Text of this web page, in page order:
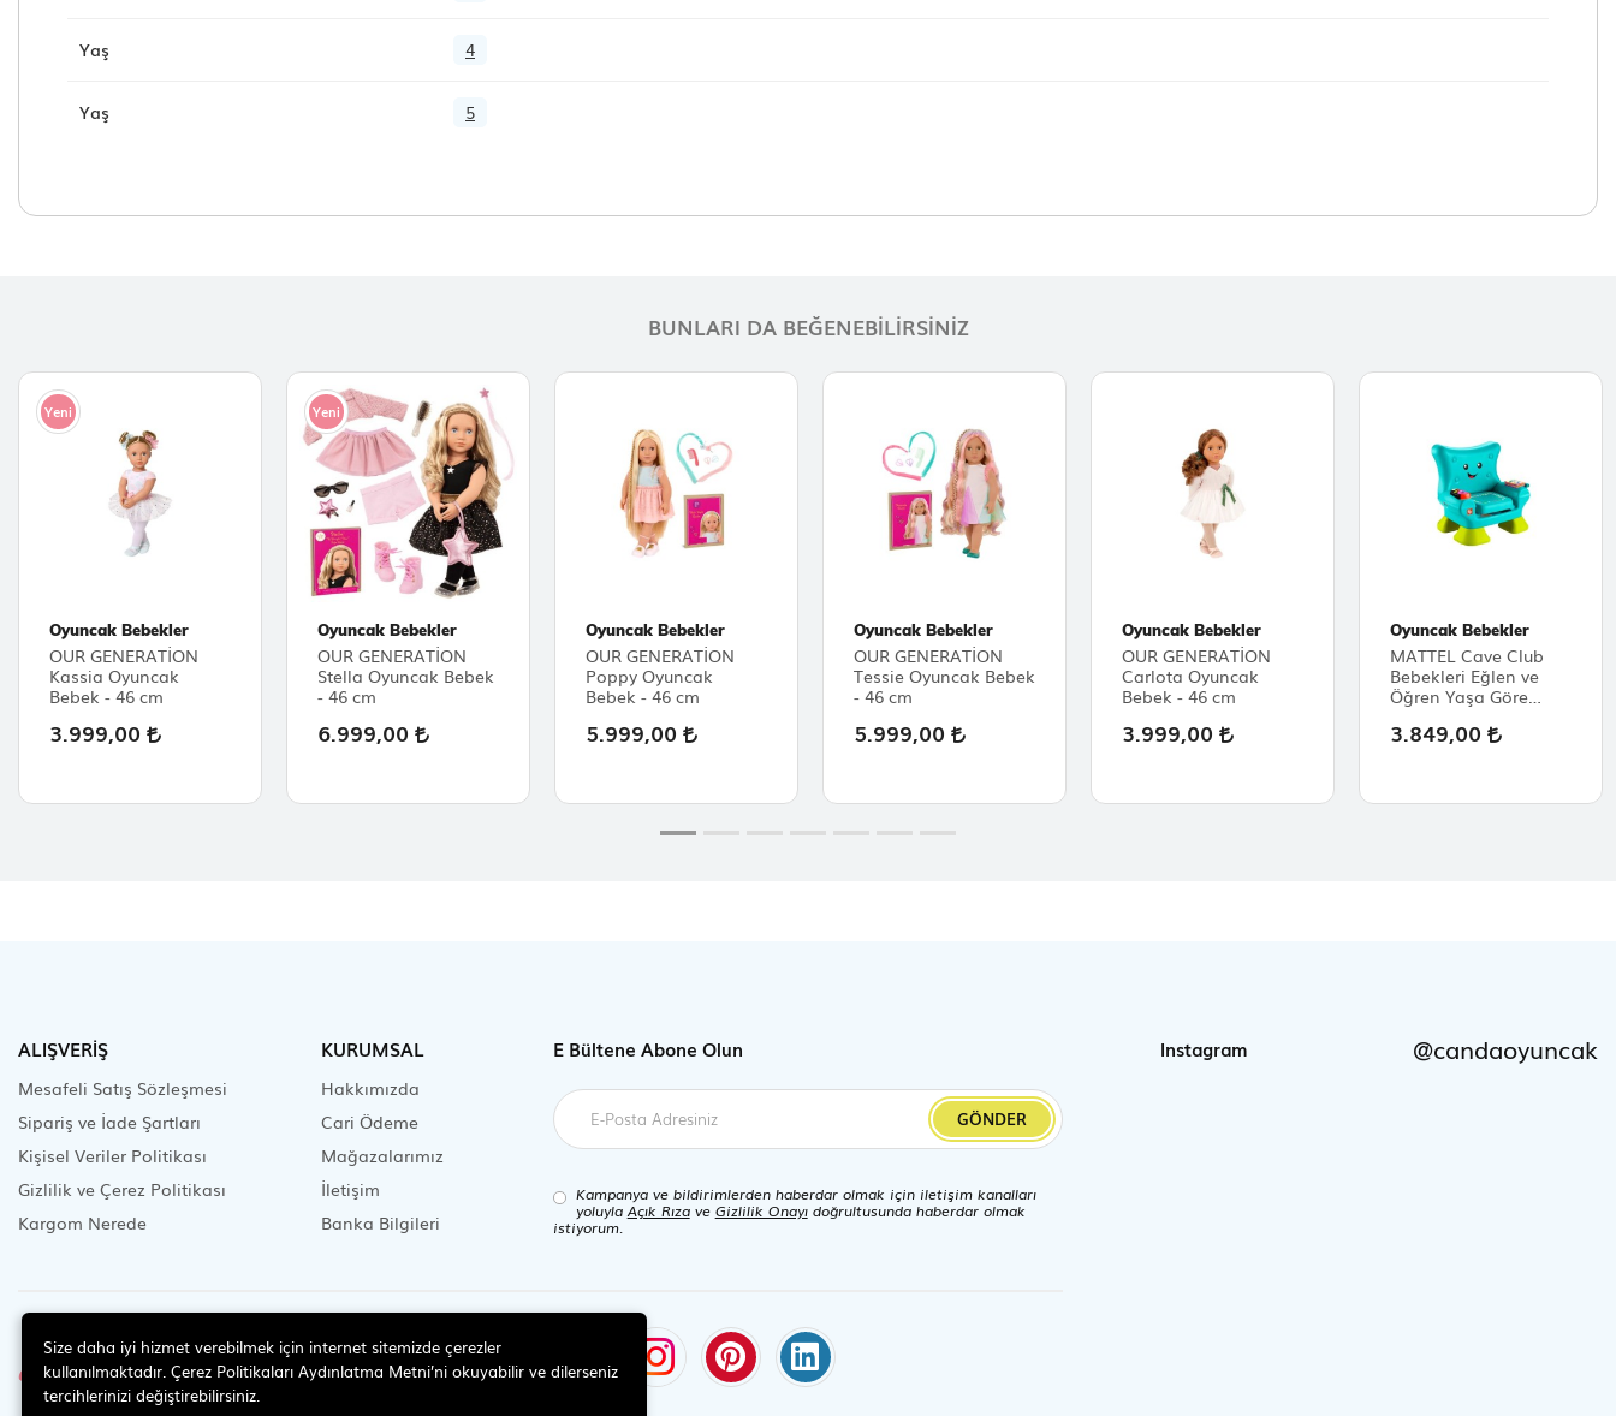
Yaş 4
Yaş 5
BUNLARI DA BEĞENEBILIRSINIZ
Yeni
Oyuncak Bebekler
OUR GENERATİON
Kassia Oyuncak
Bebek - 46 cm
3.999,00
Yeni
Oyuncak Bebekler
OUR GENERATİON
Stella Oyuncak Bebek
- 46 cm
6.999,00
Oyuncak Bebekler
OUR GENERATİON
Poppy Oyuncak
Bebek - 46 cm
5.999,00
Oyuncak Bebekler
OUR GENERATİON
Tessie Oyuncak Bebek
- 46 cm
5.999,00
Oyuncak Bebekler
OUR GENERATİON
Carlota Oyuncak
Bebek - 46 cm
3.999,00
Oyuncak Bebekler
MATTEL Cave Club
Bebekleri Eğlen ve
Öğren Yaşa Göre
3.849,00
ALIŞVERİŞ
Mesafeli Satış Sözleşmesi
Sipariş ve İade Şartları
Kişisel Veriler Politikası
Gizlilik ve Çerez Politikası
Kargom Nerede
KURUMSAL
Hakkımızda
Cari Ödeme
Mağazalarımız
İletişim
Banka Bilgileri
E Bültene Abone Olun
GÖNDER
Kampanya ve bildirimlerden haberdar olmak için iletişim kanalları
yoluylaAçık Rızave Gizlilik Onayıdoğrultusunda haberdar olmak
istiyorum.
İLETİŞİM
0 (224) 452 9 666
Instagram @candaoyuncak
Size daha iyi hizmet verebilmek için internet sitemizde çerezler
kullanılmaktadır. Çerez Politikaları Aydınlatma Metni’ni okuyabilir ve dilerseniz
tercihlerinizi değiştirebilirsiniz.